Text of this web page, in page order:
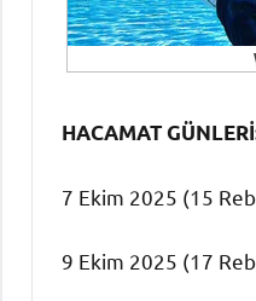
HACAMAT
7 Ekim 2025 (15
9 Ekim 2025 (17